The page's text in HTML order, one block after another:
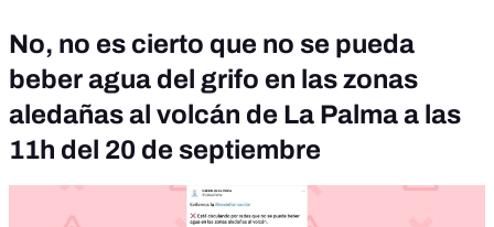
No, no es cierto que no se pueda
beber agua del grifo en las zonas
aledañas al volcán de La Palma a las
11h del 20 de septiembre